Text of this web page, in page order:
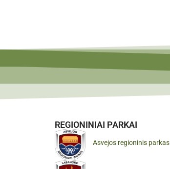
REGIONINIAI PARKAI
Asvejos regioninis parkas